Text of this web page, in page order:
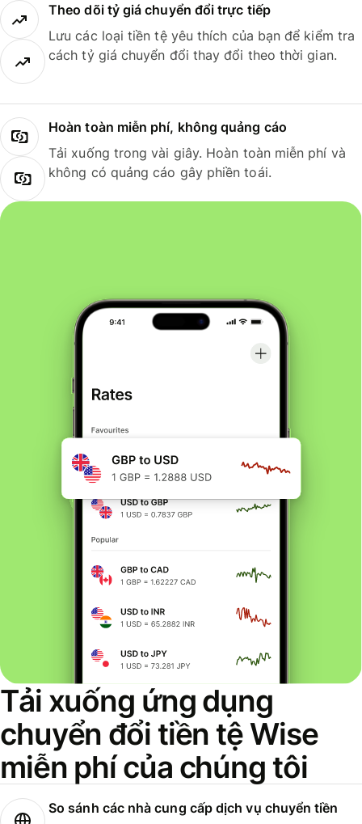
Theo dõi tỷ giá chuyển đổi trực tiếp
Lưu các loại tiền tệ yêu thích của bạn để kiểm tra
cách tỷ giá chuyển đổi thay đổi theo thời gian.
Hoàn toàn miễn phí, không quảng cáo
Tải xuống trong vài giây. Hoàn toàn miễn phí và
không có quảng cáo gây phiền toái.
Tải xuống ứng dụng
chuyển đổi tiền tệ Wise
miễn phí của chúng tôi
So sánh các nhà cung cấp dịch vụ chuyển tiền